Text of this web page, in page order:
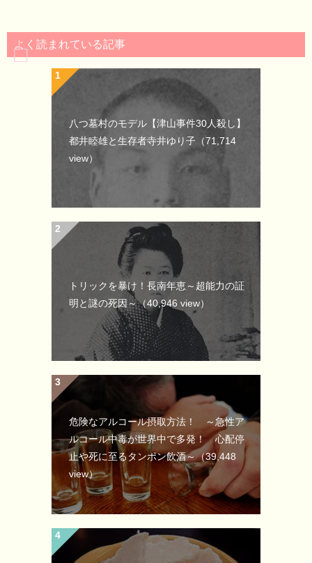
よく読まれている記事
八つ墓村のモデル【津山事件30人殺し】
都井睦雄と生存者寺井ゆり子 （71,714
view）
トリックを暴け！長南年恵～超能力の証
明と謎の死因～（40,946 view）
危険なアルコール摂取方法！ ～急性ア
ルコール中毒が世界中で多発！ 心配停
止や死に至るタンポン飲酒～（39,448
view）